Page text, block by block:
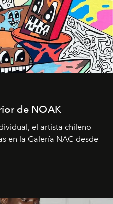
de NOAK
el artista chileno-
en la Galería NAC desde